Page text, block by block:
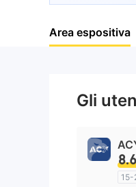
Area espositiva
Gli
15-